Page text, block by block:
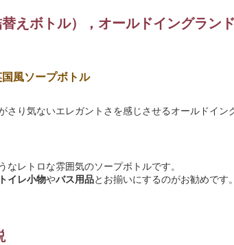
えボトル），オールドイングラン
風ソープボトル
さり気ないエレガントさを感じさせるオールドイン
なレトロな雰囲気のソープボトルです。
イレ小物やバス用品とお揃いにするのがお勧めです